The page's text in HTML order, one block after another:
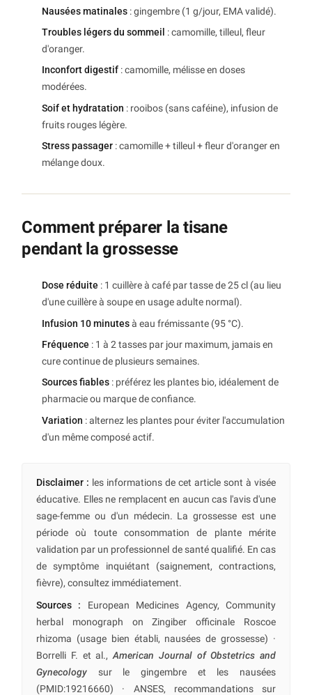
Nausées matinales : gingembre (1 g/jour, EMA validé).
Troubles légers du sommeil : camomille, tilleul, fleur
d'oranger.
Inconfort digestif : camomille, mélisse en doses
modérées.
Soif et hydratation : rooibos (sans caféine), infusion de
fruits rouges légère.
Stress passager : camomille + tilleul + fleur d'oranger en
mélange doux.
Comment préparer la tisane
pendant la grossesse
Dose réduite : 1 cuillère à café par tasse de 25 cl (au lieu
d'une cuillère à soupe en usage adulte normal).
Infusion 10 minutesà eau frémissante (95 °C).
Fréquence : 1 à 2 tasses par jour maximum, jamais en
cure continue de plusieurs semaines.
Sources fiables : préférez les plantes bio, idéalement de
pharmacie ou marque de confiance.
Variation : alternez les plantes pour éviter l'accumulation
d'un même composé actif.
Disclaimer : les informations de cet article sont à visée
éducative. Elles ne remplacent en aucun cas l'avis d'une
sage-femme ou d'un médecin. La grossesse est une
période où toute consommation de plante mérite
validation par un professionnel de santé qualifié. En cas
de symptôme inquiétant (saignement, contractions,
fièvre), consultez immédiatement.
Sources : European Medicines Agency, Community
herbal monograph on Zingiber officinale Roscoe
rhizoma (usage bien établi, nausées de grossesse) ·
Borrelli F. et al., American Journal of Obstetrics and
Gynecology sur le gingembre et les nausées
(PMID:19216660) · ANSES, recommandations sur